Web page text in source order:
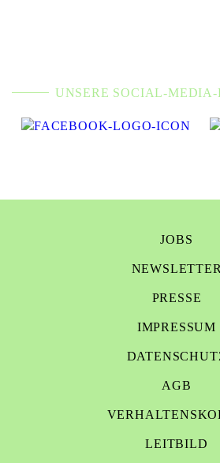
UNSERE SOCIAL-MEDIA-
JOBS
NEWSLETTER
PRESSE
IMPRESSUM
AGB
LEITBILD